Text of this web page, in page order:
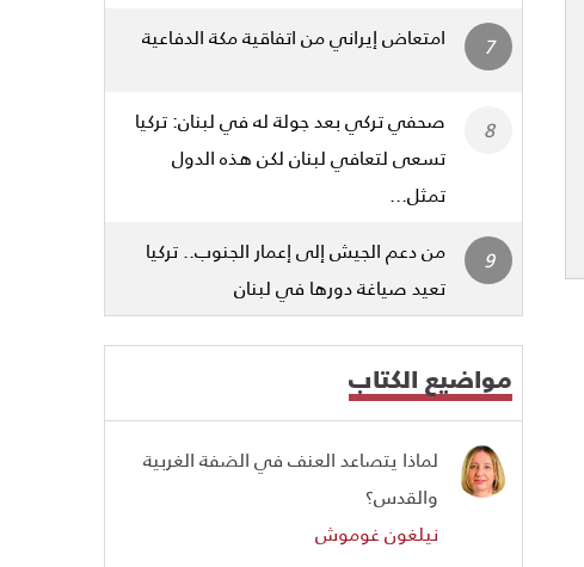
امتعاض إيراني من اتفاقية مكة الدفاعية
صحفي تركي بعد جولة له في لبنان: تركيا
تسعى لتعافي لبنان لكن هذه الدول
تمثل...
من دعم الجيش إلى إعمار الجنوب.. تركيا
تعيد صياغة دورها في لبنان
مواضيع الكتاب
لماذا يتصاعد العنف في الضفة الغربية
والقدس؟
نيلغون غوموش